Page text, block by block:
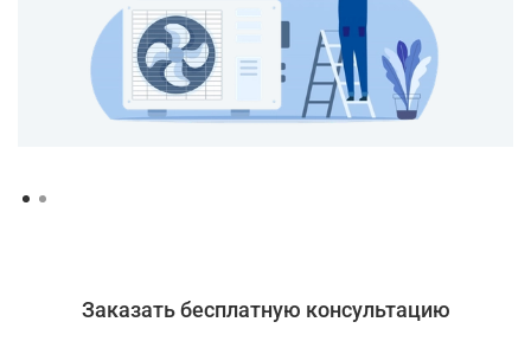
Заказать бесплатную консультацию